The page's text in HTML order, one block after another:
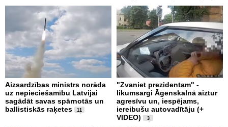
Aizsardzības ministrs norāda
uz nepieciešamību Latvijai
sagādāt savas spārnotās un
ballistiskās raķetes
11
"Zvaniet prezidentam" -
likumsargi Āgenskalnā aiztur
agresīvu un, iespējams,
iereibušu autovadītāju (+
VIDEO)
3